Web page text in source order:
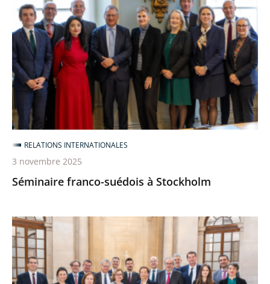
franco-
suédois
à
Stockholm
Séminaire franco-suédois à Stockholm
RELATIONS INTERNATIONALES
3 novembre 2025
Rencontres
franco-
helléniques
de